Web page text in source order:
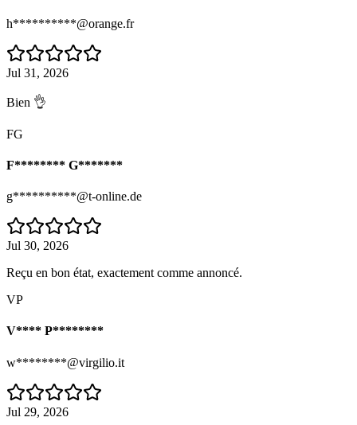
h**********@orange.fr
Jul 31, 2026
Bien 👌
FG
F******** G*******
g**********@t-online.de
Jul 30, 2026
Reçu en bon état, exactement comme annoncé.
VP
V**** P********
w********@virgilio.it
Jul 29, 2026